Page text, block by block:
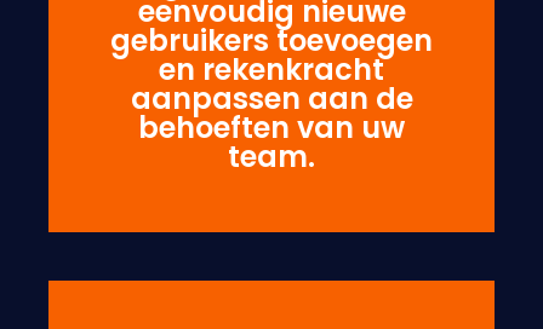
eenvoudig nieuwe
gebruikers toevoegen
en rekenkracht
aanpassen aan de
behoeften van uw
team.